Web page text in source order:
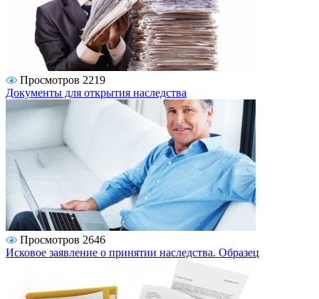
Просмотров 2219
Документы для открытия наследства
Просмотров 2646
Исковое заявление о принятии наследства. Образец